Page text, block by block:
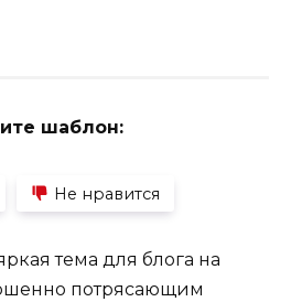
шаблон:
Не нравится
тема для блога на
потрясающим